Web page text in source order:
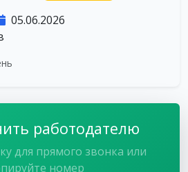
05.06.2026
работодателю
для прямого звонка или
номер